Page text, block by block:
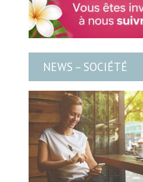
NEWS – SOCIÉTÉ